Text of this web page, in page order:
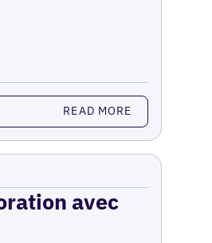
READ MORE
avec